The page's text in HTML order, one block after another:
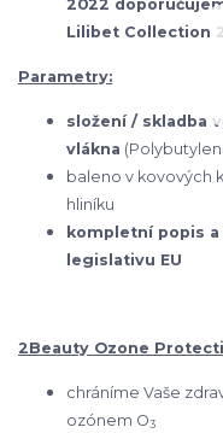
2022
Lilibet Collection
Parametry:
složení / skladba
vlákna
baleno v kovových
hliníku
kompletní popis
legislativu EU
2Beauty Ozone
chráníme Vaše
ozónem O3